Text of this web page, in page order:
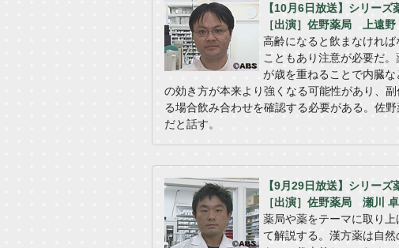
【10月6日放送】シリーズ
［出演］佐野薬局 上遠
高齢になると飲まなけれ
こともあり注意が必要だ
が歳を重ねることで内臓
の効き方が本来より強くなる可能性があり、
る場合飲み合わせを確認する必要がある。佐
だと話す。
【9月29日放送】シリー
［出演］佐野薬局 瀬川
薬局や薬をテーマに取り
て解説する。漢方薬は自